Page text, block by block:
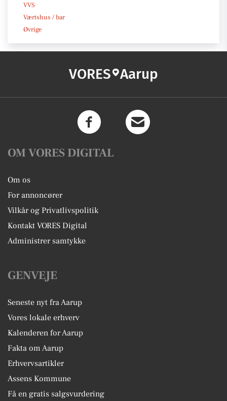
VVS
Værtshus / bar
Øvrige
VORES Aarup
OM VORES DIGITAL
Om os
For annoncører
Vilkår og Privatlivspolitik
Kontakt VORES Digital
Administrer samtykke
GENVEJE
Seneste nyt fra Aarup
Vores lokale erhverv
Kalenderen for Aarup
Fakta om Aarup
Erhvervsartikler
Assens Kommune
Få en gratis salgsvurdering